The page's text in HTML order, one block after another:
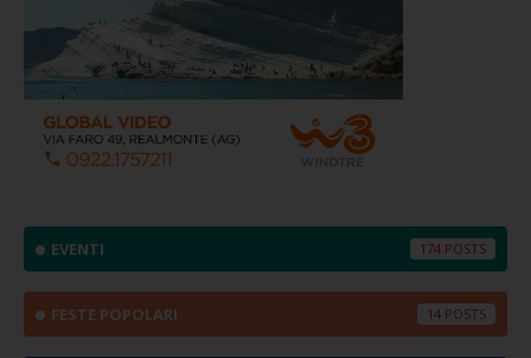
EVENTI 174
FESTE POPOLARI 14